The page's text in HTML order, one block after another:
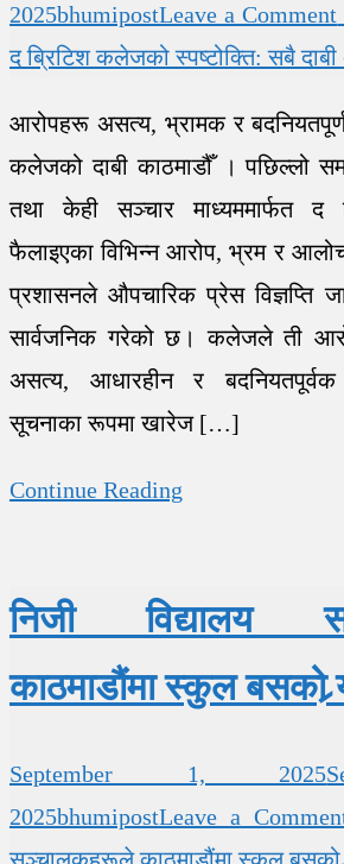
2025bhumipostLeave a Comment
द ब्रिटिश कलेजको स्पष्टोक्ति: सबै
आरोपहरू असत्य, भ्रामक र
कलेजको दाबी काठमाडौँ । पछिल्लो
तथा केही सञ्चार माध्यममार्फत द
फैलाइएका विभिन्न आरोप, भ्रम र
प्रशासनले औपचारिक प्रेस विज्ञप्ति
सार्वजनिक गरेको छ। कलेजले ती
असत्य, आधारहीन र
सूचनाका रूपमा खारेज […]
Continue Reading
निजी विद्यालय
काठमाडौंमा स्कुल बसको
September 1, 2025
2025bhumipostLeave a